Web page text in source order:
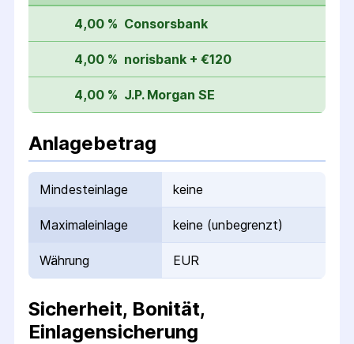
4,00 % Consorsbank
4,00 % norisbank + €120
4,00 % J.P. Morgan SE
Anlagebetrag
Mindesteinlage keine
Maximaleinlage keine (unbegrenzt)
Währung EUR
Sicherheit, Bonität,
Einlagensicherung